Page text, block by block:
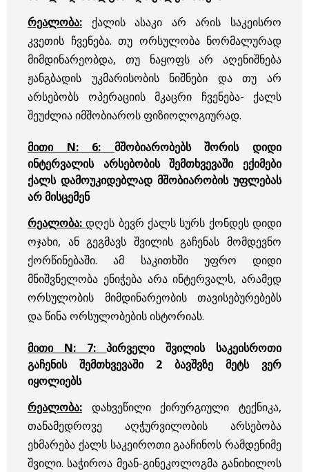
რეალობა: ქალის ასაკი არ არის საკეისრო
კვეთის ჩვენება. თუ ორსულობა ნორმალურად
მიმდინარეობდა, თუ ნაყოფს არ აღენიშნება
ჟანგბადის უკმარისობის ნიშნები და თუ არ
არსებობს ოპერაციის მკაცრი ჩვენება- ქალს
შეუძლია იმშობიაროს ფიზიოლოგიურად.
მითი N: 6: მშობიარობებს შორის დიდი
ინტერვალის არსებობის შემთხვევაში ექიმები
ქალს დამოუკიდებლად მშობიარობის უფლებას
არ მისცემენ
რეალობა:დღეს ბევრ ქალს სურს ქონდეს დიდი
ოჯახი, ან გეგმავს შვილის გაჩენას მომდევნო
ქორწინებაში. ამ საკითხში უფრო დიდი
მნიშვნელობა ენიჭება არა ინტერვალს, არამედ
ორსულობის მიმდინარეობის თავისებურებებს
და წინა ორსულობების ისტორიას.
მითი N: 7:პირველი შვილის საკეისროთი
გაჩენის შემთხვევაში 2 ბავშვზე მეტს ვერ
იყოლიებს
რეალობა: დახვეწილი ქირურგიული ტექნიკა,
თანამედროვე აღჭურვილობის არსებობა
ეხმარება ქალს საკეიროთი გააჩინოს რამდენიმე
შვილი. საჭიროა მეან-გინეკოლოგმა განიხილოს